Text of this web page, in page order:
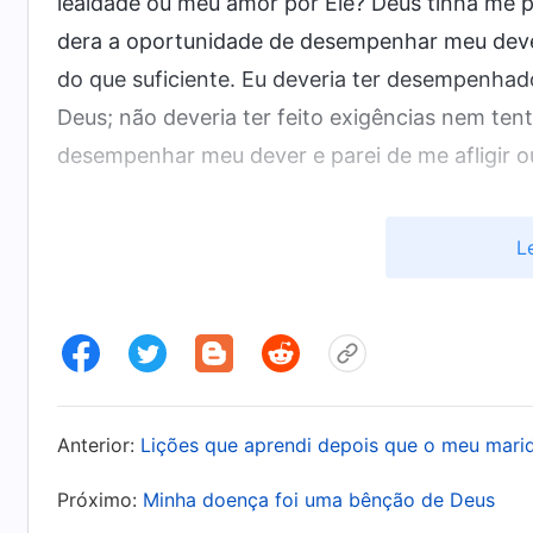
dera a oportunidade de desempenhar meu
do que suficiente. Eu deveria ter
Deus; não deveria ter feito exigências nem
desempenhar meu dever e parei de me afligir
ajudar no meu estado. Relembrando minha
das palavras de Deus: “Como você deve
diante de Deus e orar, buscar e captar a
descobrir o que você fez que contrariou a
foram resolvidos. Seus caracteres corruptos
sofrimento. Somente ao serem temperadas
Anterior: Lições que aprendi depois que o meu
Próximo: Minha doença foi uma bênção de Deus